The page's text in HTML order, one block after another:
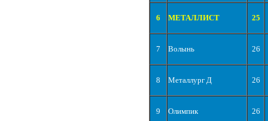
6 МЕТАЛЛИСТ 25
7 Волынь 26
8 Металлург Д 26
9 Олимпик 26